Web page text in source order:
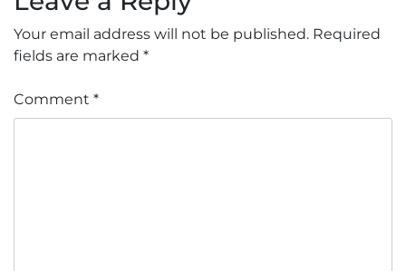
Your email address will not be published. Required
fields are marked *
Comment *